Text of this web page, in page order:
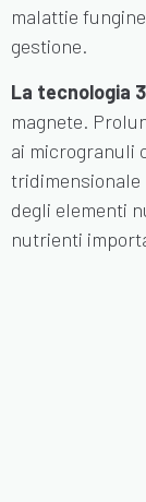
malattie
gestione.
La tecnologia
magnete.
ai microgranuli
tridimensionale
degli elementi
nutrienti